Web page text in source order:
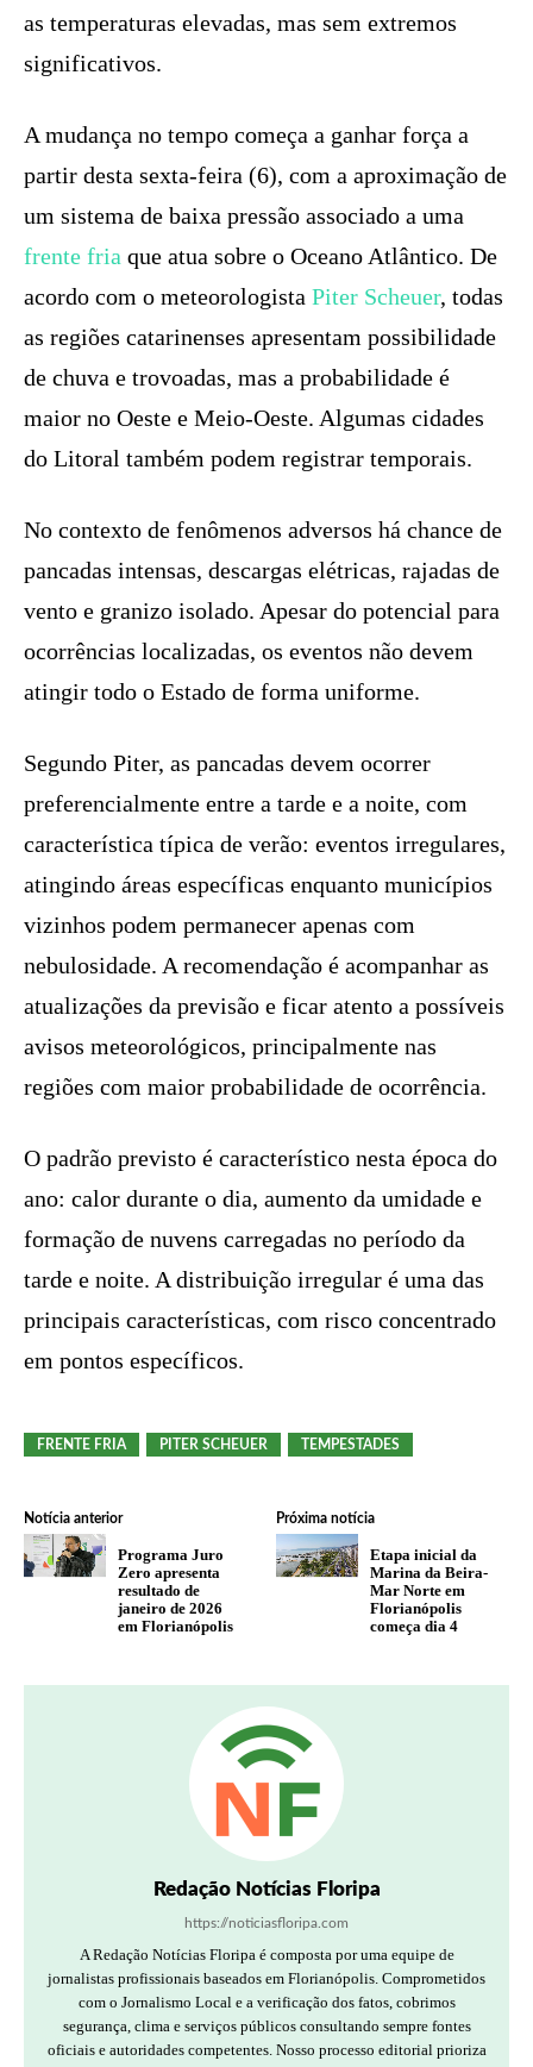
as temperaturas elevadas, mas sem extremos
significativos.
A mudança no tempo começa a ganhar força a
partir desta sexta-feira (6), com a aproximação de
um sistema de baixa pressão associado a uma
frente fria que atua sobre o Oceano Atlântico. De
acordo com o meteorologista Piter Scheuer, todas
as regiões catarinenses apresentam possibilidade
de chuva e trovoadas, mas a probabilidade é
maior no Oeste e Meio-Oeste. Algumas cidades
do Litoral também podem registrar temporais.
No contexto de fenômenos adversos há chance de
pancadas intensas, descargas elétricas, rajadas de
vento e granizo isolado. Apesar do potencial para
ocorrências localizadas, os eventos não devem
atingir todo o Estado de forma uniforme.
Segundo Piter, as pancadas devem ocorrer
preferencialmente entre a tarde e a noite, com
característica típica de verão: eventos irregulares,
atingindo áreas específicas enquanto municípios
vizinhos podem permanecer apenas com
nebulosidade. A recomendação é acompanhar as
atualizações da previsão e ficar atento a possíveis
avisos meteorológicos, principalmente nas
regiões com maior probabilidade de ocorrência.
O padrão previsto é característico nesta época do
ano: calor durante o dia, aumento da umidade e
formação de nuvens carregadas no período da
tarde e noite. A distribuição irregular é uma das
principais características, com risco concentrado
em pontos específicos.
FRENTE FRIA PITER SCHEUER TEMPESTADES
Notícia anterior
Programa Juro
Zero apresenta
resultado de
janeiro de 2026
em Florianópolis
Próxima notícia
Etapa inicial da
Marina da Beira-
Mar Norte em
Florianópolis
começa dia 4
Redação Notícias Floripa
https://noticiasfloripa.com
A Redação Notícias Floripa é composta por uma equipe de
jornalistas profissionais baseados em Florianópolis. Comprometidos
com o Jornalismo Local e a verificação dos fatos, cobrimos
segurança, clima e serviços públicos consultando sempre fontes
oficiais e autoridades competentes. Nosso processo editorial prioriza